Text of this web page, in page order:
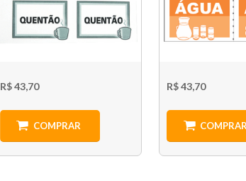
R$ 43,70
COMPRAR
R$ 43,70
COMPRAR